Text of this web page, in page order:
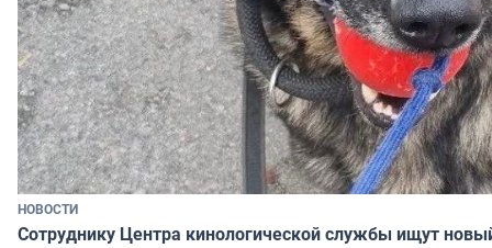
НОВОСТИ
Сотруднику Центра кинологической службы ищут